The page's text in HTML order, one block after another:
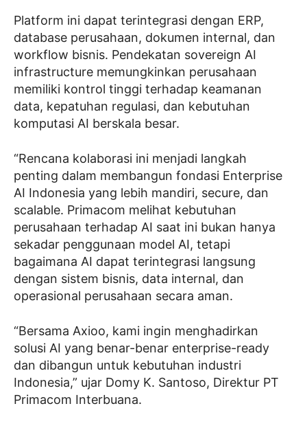
Platform ini dapat terintegrasi dengan ERP,
database perusahaan, dokumen internal, dan
workflow bisnis. Pendekatan sovereign AI
infrastructure memungkinkan perusahaan
memiliki kontrol tinggi terhadap keamanan
data, kepatuhan regulasi, dan kebutuhan
komputasi AI berskala besar.
“Rencana kolaborasi ini menjadi langkah
penting dalam membangun fondasi Enterprise
AI Indonesia yang lebih mandiri, secure, dan
scalable. Primacom melihat kebutuhan
perusahaan terhadap AI saat ini bukan hanya
sekadar penggunaan model AI, tetapi
bagaimana AI dapat terintegrasi langsung
dengan sistem bisnis, data internal, dan
operasional perusahaan secara aman.
“Bersama Axioo, kami ingin menghadirkan
solusi AI yang benar-benar enterprise-ready
dan dibangun untuk kebutuhan industri
Indonesia,” ujar Domy K. Santoso, Direktur PT
Primacom Interbuana.